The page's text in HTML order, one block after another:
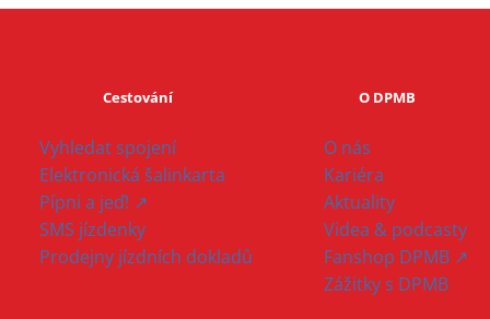
Cestování
Vyhledat spojení
Elektronická šalinkarta
Pípni a jeď! ↗
SMS jízdenky
Prodejny jízdních dokladů
O DPMB
O nás
Kariéra
Aktuality
Videa & podcasty
Fanshop DPMB ↗
Zážitky s DPMB